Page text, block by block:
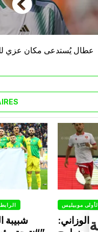
عطال يُستدعى مكان عزي
شبيبة
موبيليس
الوزاني: